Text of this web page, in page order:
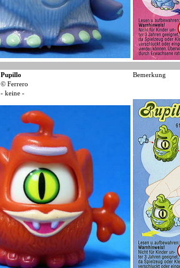
Pupillo
Bemerkung
© Ferrero
- keine -